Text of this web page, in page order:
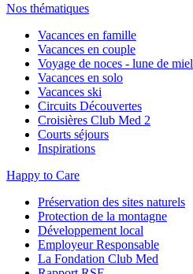
Nos thématiques
Vacances en famille
Vacances en couple
Voyage de noces - lune de miel
Vacances en solo
Vacances ski
Circuits Découvertes
Croisières Club Med 2
Courts séjours
Inspirations
Happy to Care
Préservation des sites naturels
Protection de la montagne
Développement local
Employeur Responsable
La Fondation Club Med